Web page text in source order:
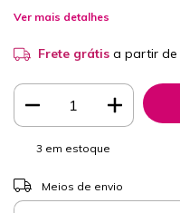
Ver mais detalhes
Frete grátis a partir de
3 em estoque
Entregas para o CEP:
Meios de envio